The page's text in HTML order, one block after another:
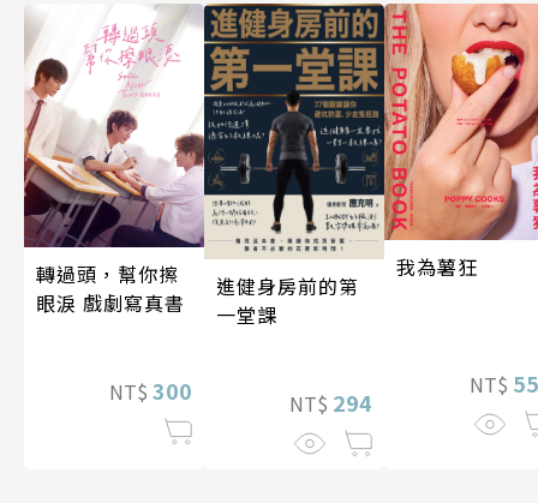
轉過頭，幫你擦
眼淚 戲劇寫真書
NT$ 300
進健身房前的第
一堂課
NT$ 294
我為薯狂
NT$